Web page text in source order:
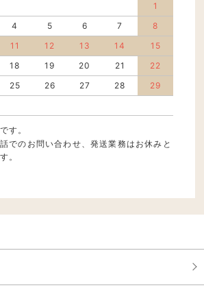
1
4 5 6 7
8
11 12 13 14
15
18 19 20 21
22
25 26 27 28
29
す。
でのお問い合わせ、発送業務はお休みと
。